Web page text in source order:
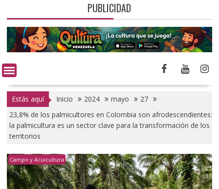
PUBLICIDAD
Estás aquí Inicio 2024 mayo
27
23,8% de los palmicultores en Colombia son afrodescendientes:
la palmicultura es un sector clave para la transformación de los
territorios
Campo y Acuicultura